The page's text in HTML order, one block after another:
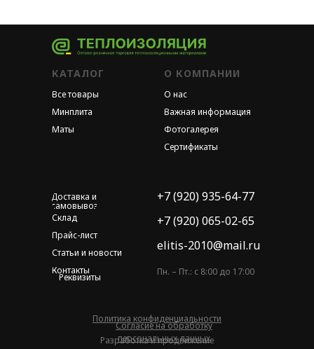
КАТАЛОГ
Согласие на обработку
персональных данных
Политика конфиденциальности
Разработка и продвижение
Все товары
Минплита
Маты
О КОМПАНИИ
О нас
Важная информация
Фотогалерея
Сертификаты
Доставка и
самовывоз
Склад
Прайс-лист
Статьи и новости
Контакты
Реквизиты
+7 (920) 935-64-77
+7 (920) 065-02-65
Пн. – Пт.: с 8:00 до 17:00
elitis-2010@mail.ru